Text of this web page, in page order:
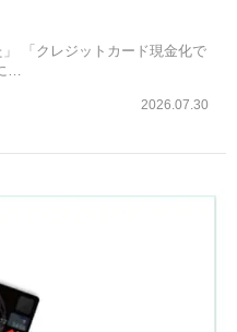
「クレジットカード現金化で
…
2026.07.30